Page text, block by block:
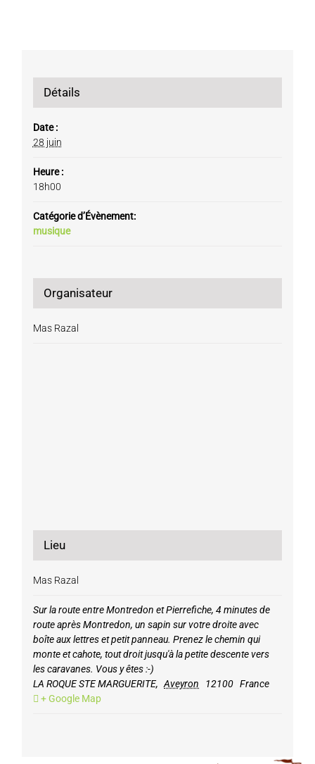
Détails
Date :
28 juin
Heure :
18h00
Catégorie d’Évènement:
musique
Organisateur
Mas Razal
Lieu
Mas Razal
Sur la route entre Montredon et Pierrefiche, 4 minutes de
route après Montredon, un sapin sur votre droite avec
boîte aux lettres et petit panneau. Prenez le chemin qui
monte et cahote, tout droit jusqu'à la petite descente vers
les caravanes. Vous y êtes :-)
LA ROQUE STE MARGUERITE, Aveyron 12100 France
+ Google Map